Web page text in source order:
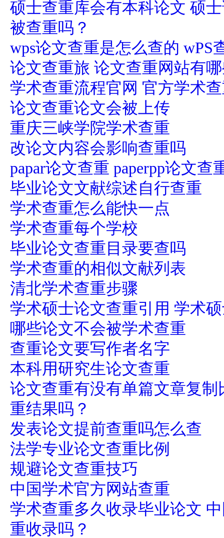
硕士查重库会有本科论文 硕
被查重吗？
wps论文查重是怎么查的 wPS
论文查重旅 论文查重网站有
学术查重流程官网 官方学术
论文查重论文会被上传
重庆三峡学院学术查重
改论文内容会影响查重吗
papar论文查重 paperpp论文查
毕业论文文献综述自行查重
学术查重怎么能快一点
学术查重每个学校
毕业论文查重目录要查吗
学术查重的相似文献列表
清北学术查重步骤
学术硕士论文查重引用 学术
哪些论文不会被学术查重
查重论文要写作者名字
本科用研究生论文查重
论文查重有没有单篇文章复
重结果吗？
发表论文提前查重吗怎么查
法学专业论文查重比例
规避论文查重技巧
中国学术官方网站查重
学术查重多久收录毕业论文
重收录吗？